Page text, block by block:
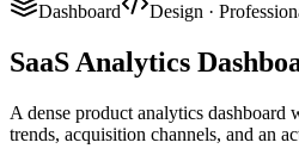
Dashboard
Design ·
SaaS Analytics
A dense product analytics dashboard
trends, acquisition channels, and an